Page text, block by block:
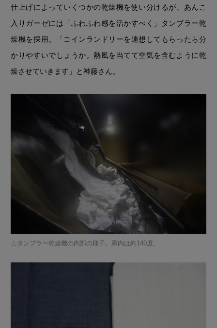
仕上げによっていくつかの乾燥機を使い分けるが、あんこ
入りガーゼには「ふわふわ感を活かすべく」タンブラー乾
燥機を採用。「コインランドリーを連想してもらったら分
かりやすいでしょうか。熱風を当てて空気を含むように乾
燥させていきます」と神藤さん。
タンブラー乾燥機の内部の様子。庫内は約140度。